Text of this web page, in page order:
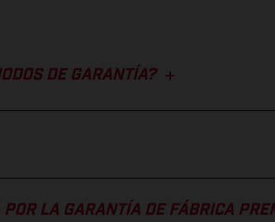
DE GARANTÍA?
POR LA GARANTÍA DE FÁBRICA